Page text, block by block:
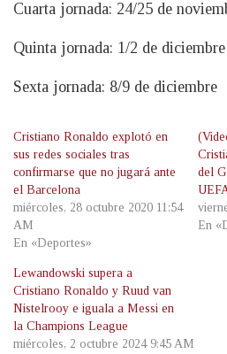
Cuarta jornada: 24/25 de
Quinta jornada: 1/2 de diciembre
Sexta jornada: 8/9 de diciembre
Cristiano Ronaldo explotó en
sus redes sociales tras
confirmarse que no jugará ante
el Barcelona
miércoles, 28 octubre 2020 11:54
AM
En «Deportes»
del
En
Lewandowski supera a
Cristiano Ronaldo y Ruud van
Nistelrooy e iguala a Messi en
la Champions League
miércoles, 2 octubre 2024 9:45 AM